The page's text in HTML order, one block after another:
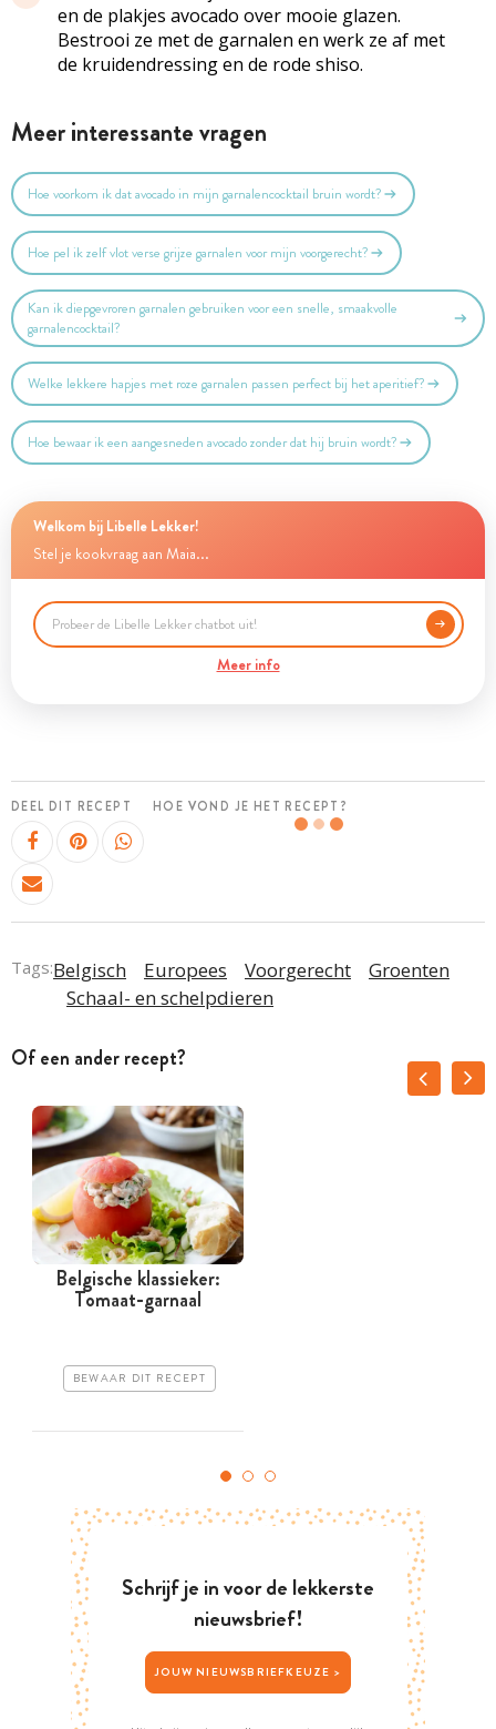
en de plakjes avocado over mooie glazen.
Bestrooi ze met de garnalen en werk ze af met
de kruidendressing en de rode shiso.
Meer interessante vragen
Hoe voorkom ik dat avocado in mijn garnalencocktail bruin wordt?
Hoe pel ik zelf vlot verse grijze garnalen voor mijn voorgerecht?
Kan ik diepgevroren garnalen gebruiken voor een snelle, smaakvolle
garnalencocktail?
Welke lekkere hapjes met roze garnalen passen perfect bij het aperitief?
Hoe bewaar ik een aangesneden avocado zonder dat hij bruin wordt?
Welkom bij Libelle Lekker!
Stel je kookvraag aan Maia...
Meer info
DEEL DIT RECEPT HOE VOND JE HET RECEPT?
Tags:Belgisch Europees Voorgerecht
Groenten
Schaal- en schelpdieren
Of een ander recept?
Belgische klassieker:
Tomaat-garnaal
BEWAAR DIT RECEPT
Schrijf je in voor de lekkerste
nieuwsbrief!
JOUW NIEUWSBRIEFKEUZE >